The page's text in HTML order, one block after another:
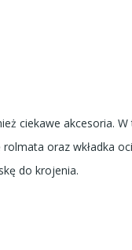
ciekawe akcesoria. W
oraz wkładka
do krojenia.